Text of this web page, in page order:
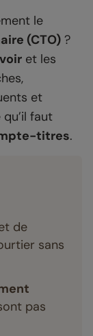
le
(CTO) ?
et les
et
faut
titres.
de
sans
pas